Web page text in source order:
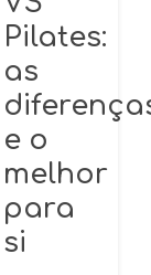
Pilates:
as
e o
melhor
para
si